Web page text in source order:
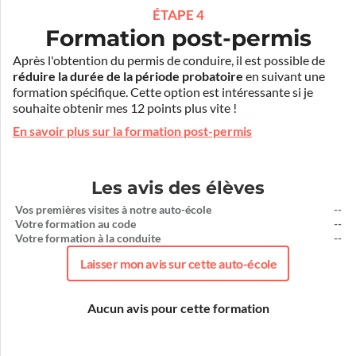
ÉTAPE 4
Formation post-permis
Après l'obtention du permis de conduire, il est possible de
réduire la durée de la période probatoire en suivant une
formation spécifique. Cette option est intéressante si je
souhaite obtenir mes 12 points plus vite !
En savoir plus sur la formation post-permis
Les avis des élèves
Vos premières visites à notre auto-école
Votre formation au code
Votre formation à la conduite
--
--
--
Laisser mon avis sur cette auto-école
Aucun avis pour cette formation